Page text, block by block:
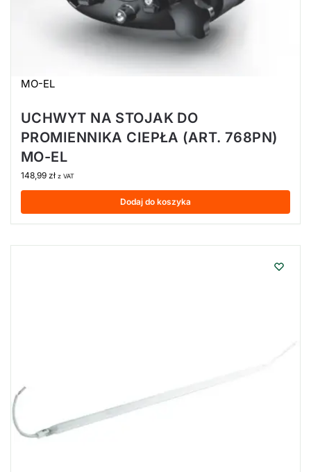
MO-EL
UCHWYT NA STOJAK DO
PROMIENNIKA CIEPŁA (ART. 768PN)
MO-EL
148,99 zł z VAT
Dodaj do koszyka